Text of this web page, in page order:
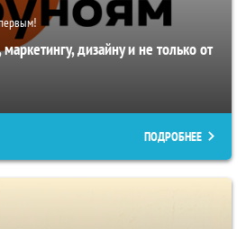
дизайну и не только от
ПОДРОБНЕЕ